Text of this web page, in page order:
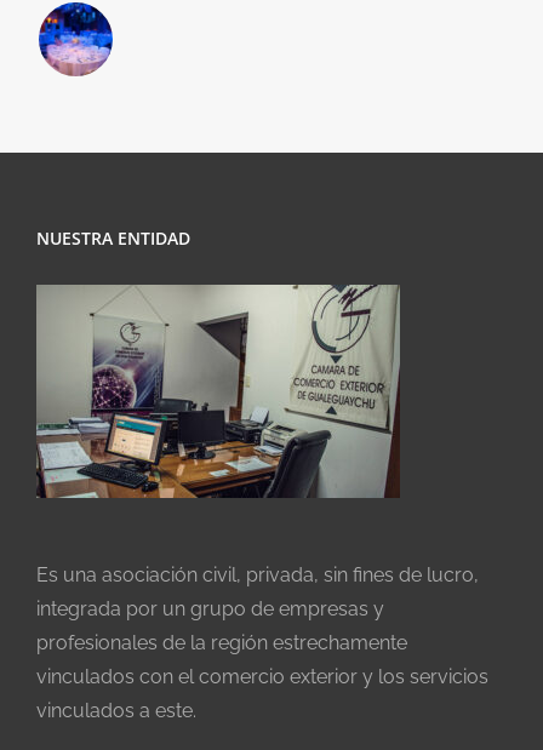
NUESTRA ENTIDAD
Es una asociación civil, privada, sin fines de lucro,
integrada por un grupo de empresas y
profesionales de la región estrechamente
vinculados con el comercio exterior y los servicios
vinculados a este.